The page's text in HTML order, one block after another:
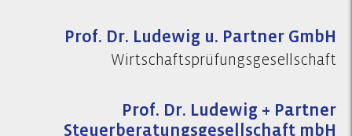
Prof. Dr. Ludewig u. Partner GmbH
Wirtschaftsprüfungsgesellschaft
Prof. Dr. Ludewig + Partner
Steuerberatungsgesellschaft mbH